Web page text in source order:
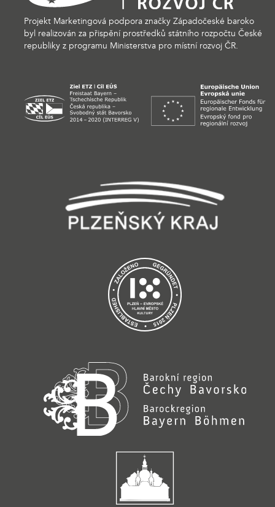
Projekt Marketingová podpora značky Západočeské baroko
byl realizován za přispění prostředků státního rozpočtu České
republiky z programu Ministerstva pro místní rozvoj ČR.